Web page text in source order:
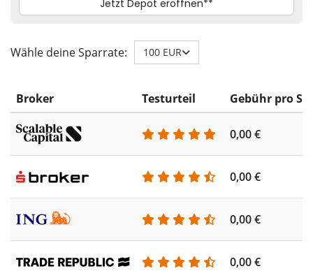
Wähle deine Sparrate: 100 EUR
Broker Testurteil Gebühr pro
0,00 €
0,00 €
0,00 €
0,00 €